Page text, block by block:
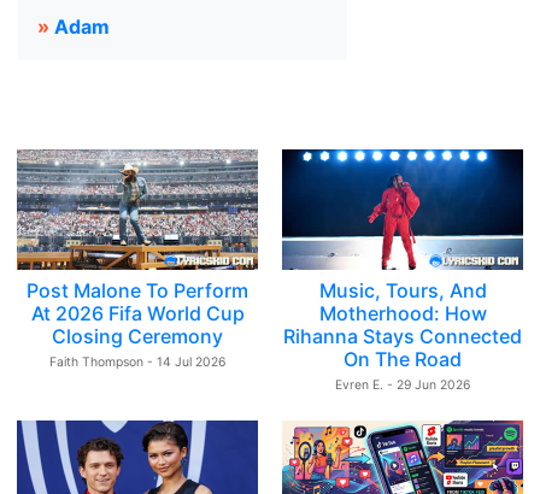
» Adam
Post Malone To Perform
At 2026 Fifa World Cup
Closing Ceremony
Faith Thompson - 14 Jul 2026
Music, Tours, And
Motherhood: How
Rihanna Stays Connected
On The Road
Evren E. - 29 Jun 2026